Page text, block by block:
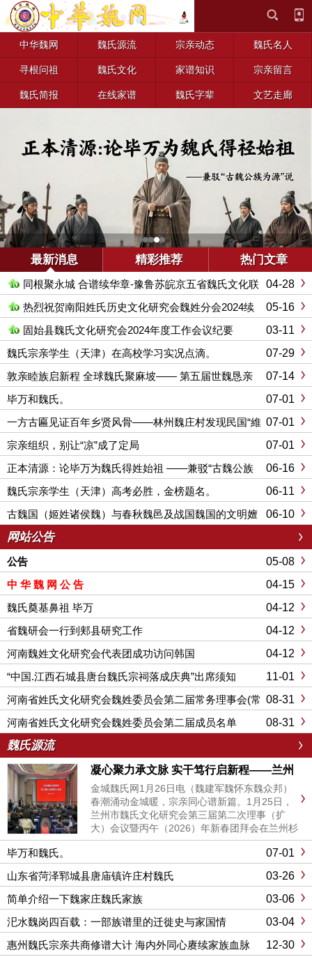
中华魏网 魏氏源流 宗亲动态 魏氏名人
寻根问祖 魏氏文化 家谱知识 宗亲留言
魏氏简报 在线家谱 魏氏字辈 文艺走廊
最新消息 精彩推荐 热门文章
04-28
同根聚永城 合谱续华章-豫鲁苏皖京五省魏氏文化联
谊暨合谱研讨盛会顺利落幕
05-16
热烈祝贺南阳姓氏历史文化研究会魏姓分会2024续
谱推进会圆满成功召开
03-11
固始县魏氏文化研究会2024年度工作会议纪要
07-29
魏氏宗亲学生（天津）在高校学习实况点滴。
07-14
敦亲睦族启新程 全球魏氏聚麻坡—— 第五届世魏恳亲
大会暨麻属魏氏公会三十周年庆典
07-01
毕万和魏氏。
07-01
一方古匾见证百年乡贤风骨——林州魏庄村发现民国“維
持地方”木匾
07-01
宗亲组织，别让“凉”成了定局
06-16
正本清源：论毕万为魏氏得姓始祖 ——兼驳“古魏公族
为源”说
06-11
魏氏宗亲学生（天津）高考必胜，金榜题名。
06-10
古魏国（姬姓诸侯魏）与春秋魏邑及战国魏国的文明嬗
变
网站公告
05-08
公告
04-15
中 华 魏 网 公 告
04-12
魏氏奠基鼻祖 毕万
04-12
省魏研会一行到郏县研究工作
04-12
河南魏姓文化研究会代表团成功访问韩国
11-01
“中国.江西石城县唐台魏氏宗祠落成庆典”出席须知
08-31
河南省姓氏文化研究会魏姓委员会第二届常务理事会(常
委)成员名单
08-31
河南省姓氏文化研究会魏姓委员会第二届成员名单
魏氏源流
凝心聚力承文脉 实干笃行启新程——兰州
市魏氏文化研究会第三届二次理事（扩大）
会议暨新春团拜会圆满举行
金城魏氏网1月26日电（魏建军魏怀东魏众邦）
春潮涌动金城暖，宗亲同心谱新篇。1月25日，
兰州市魏氏文化研究会第三届第二次理事（扩
大）会议暨丙午（2026）年新春团拜会在兰州杉
杉奥特莱斯购物广场百合礼宴国际宴会中心隆重
举行。来自研究会的会长、副会长、常务理事、
堂，共商文化传承大计，...
07-01
毕万和魏氏。
03-26
山东省菏泽郓城县唐庙镇许庄村魏氏
03-06
简单介绍一下魏家庄魏氏家族
03-04
汜水魏岗四百载：一部族谱里的迁徙史与家国情
12-30
惠州魏氏宗亲共商修谱大计 海内外同心赓续家族血脉